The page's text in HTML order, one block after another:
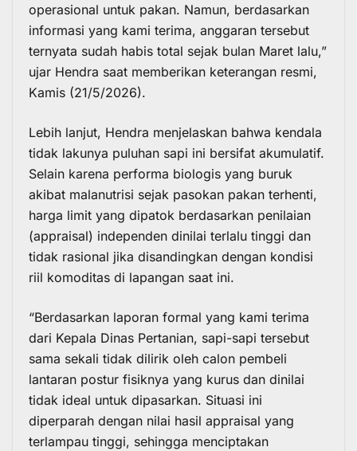
operasional untuk pakan. Namun, berdasarkan
informasi yang kami terima, anggaran tersebut
ternyata sudah habis total sejak bulan Maret lalu,”
ujar Hendra saat memberikan keterangan resmi,
Kamis (21/5/2026).
Lebih lanjut, Hendra menjelaskan bahwa kendala
tidak lakunya puluhan sapi ini bersifat akumulatif.
Selain karena performa biologis yang buruk
akibat malanutrisi sejak pasokan pakan terhenti,
harga limit yang dipatok berdasarkan penilaian
(appraisal) independen dinilai terlalu tinggi dan
tidak rasional jika disandingkan dengan kondisi
riil komoditas di lapangan saat ini.
“Berdasarkan laporan formal yang kami terima
dari Kepala Dinas Pertanian, sapi-sapi tersebut
sama sekali tidak dilirik oleh calon pembeli
lantaran postur fisiknya yang kurus dan dinilai
tidak ideal untuk dipasarkan. Situasi ini
diperparah dengan nilai hasil appraisal yang
terlampau tinggi, sehingga menciptakan